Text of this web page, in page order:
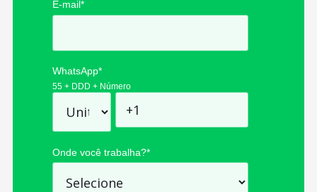
E-mail*
WhatsApp*
55 + DDD + Número
Onde você trabalha?*